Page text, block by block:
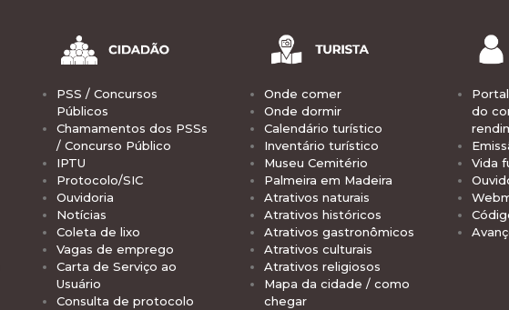
PSS / Concursos
Públicos
Chamamentos dos PSSs
/ Concurso Público
IPTU
Protocolo/SIC
Ouvidoria
Notícias
Coleta de lixo
Vagas de emprego
Carta de Serviço ao
Usuário
Consulta de protocolo
Onde comer
Onde dormir
Calendário turístico
Inventário turístico
Museu Cemitério
Palmeira em Madeira
Atrativos naturais
Atrativos históricos
Atrativos gastronômicos
Atrativos culturais
Atrativos religiosos
Mapa da cidade / como
chegar
do
Vida